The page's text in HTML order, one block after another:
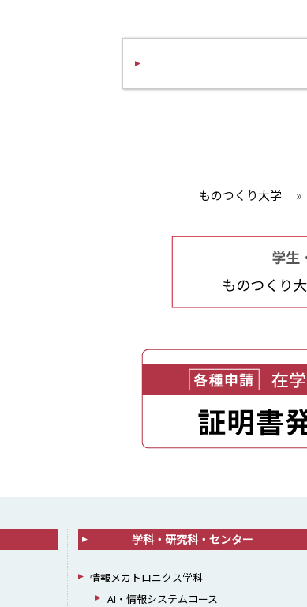
ものつくり大学 »
学科・研究科・センター
情報メカトロニクス学科
AI・情報システムコース